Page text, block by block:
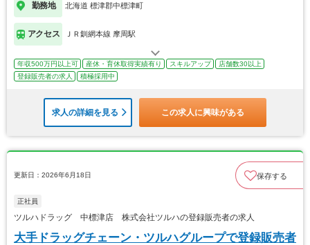
勤務地 北海道 標津郡中標津町
アクセス ＪＲ釧網本線 摩周駅
年収500万円以上可 産休・育休取得実績有り スキルアップ
店舗数30以上
登録販売者の求人
積極採用中
求人の詳細を見る この求人に興味がある
更新日：2026年6月18日 保存する
正社員
ツルハドラッグ 中標津店 株式会社ツルハの登録販売者の求人
大手ドラッグチェーン・ツルハグループで登録販売者